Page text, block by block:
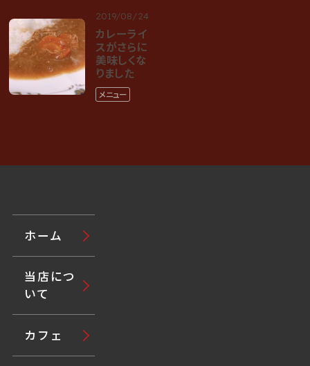
2019/08/24
カレーライ
スがさらに
美味しくな
りました
メニュー
ホーム
当店につ
いて
カフェ